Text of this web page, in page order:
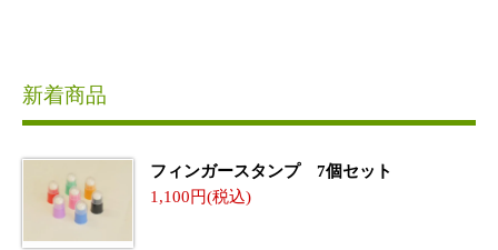
新着商品
フィンガースタンプ 7個セット
1,100